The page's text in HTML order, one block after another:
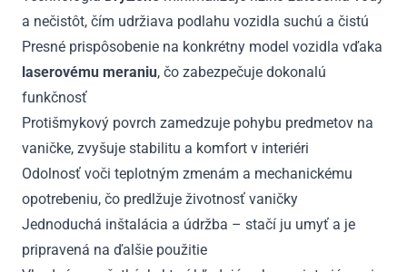
a nečistôt, čím udržiava podlahu vozidla suchú a čistú
Presné prispôsobenie na konkrétny model vozidla vďaka
laserovému meraniu, čo zabezpečuje dokonalú
funkčnosť
Protišmykový povrch zamedzuje pohybu predmetov na
vaničke, zvyšuje stabilitu a komfort v interiéri
Odolnosť voči teplotným zmenám a mechanickému
opotrebeniu, čo predlžuje životnosť vaničky
Jednoduchá inštalácia a údržba – stačí ju umyť a je
pripravená na ďalšie použitie